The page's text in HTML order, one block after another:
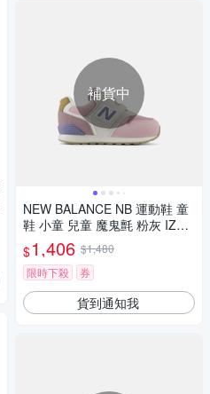
補貨中
NEW BALANCE NB 運動鞋 童
鞋 小童 兒童 魔鬼氈 粉灰 IZ99
6RP3
$1,406 $1,480
限時下殺
券
貨到通知我